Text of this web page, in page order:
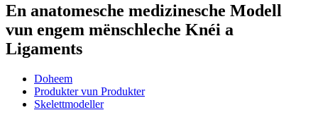
En anatomesche medizinesche Modell
vun engem mënschleche Knéi a
Ligaments
Doheem
Produkter vun Produkter
Skelettmodeller